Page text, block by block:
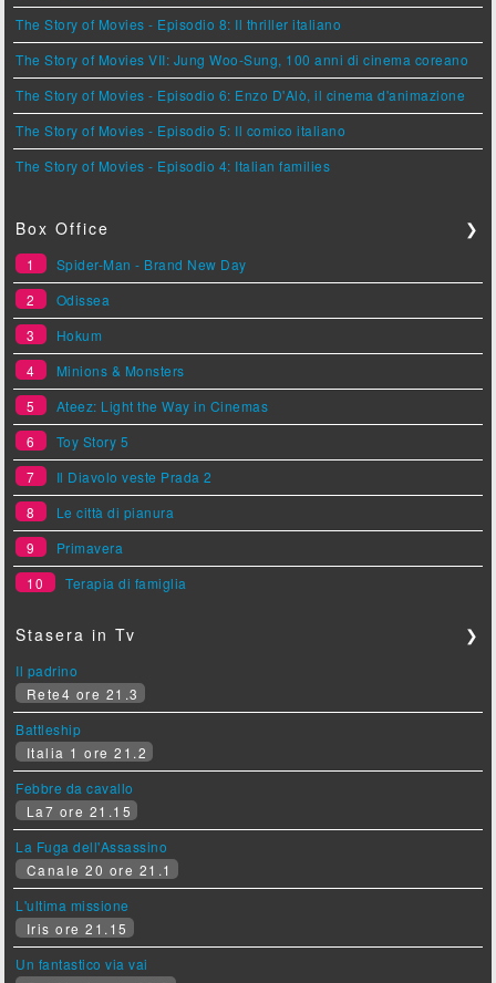
The Story of Movies - Episodio 8: Il thriller italiano
The Story of Movies VII: Jung Woo-Sung, 100 anni di cinema coreano
The Story of Movies - Episodio 6: Enzo D'Alò, il cinema d'animazione
The Story of Movies - Episodio 5: Il comico italiano
The Story of Movies - Episodio 4: Italian families
Box Office ❯
1
Spider-Man - Brand New Day
2
Odissea
3
Hokum
4
Minions & Monsters
5
Ateez: Light the Way in Cinemas
6
Toy Story 5
7
Il Diavolo veste Prada 2
8
Le città di pianura
9
Primavera
10
Terapia di famiglia
Stasera in Tv ❯
Il padrino
Rete4 ore 21.3
Battleship
Italia 1 ore 21.2
Febbre da cavallo
La7 ore 21.15
La Fuga dell'Assassino
Canale 20 ore 21.1
L'ultima missione
Iris ore 21.15
Un fantastico via vai